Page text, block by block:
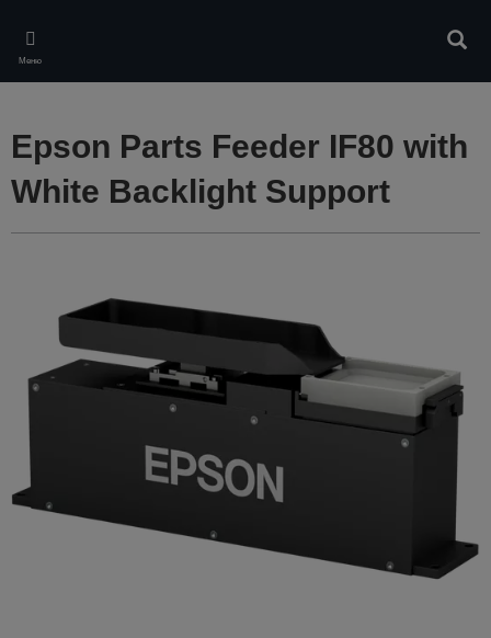
main
content
Меню
Epson Parts Feeder IF80 with
White Backlight Support